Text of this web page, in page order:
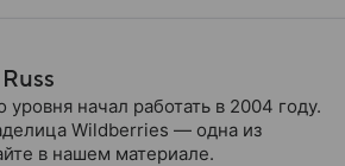
начал работать в 2004 году.
Wildberries — одна из
в нашем материале.